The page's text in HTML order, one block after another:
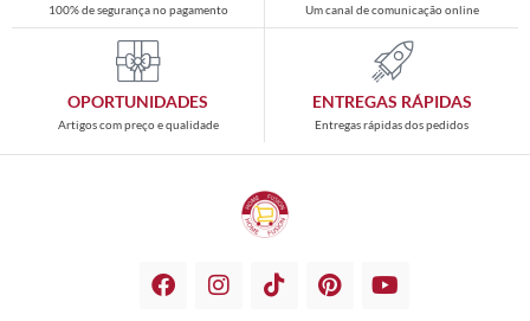
100% de segurança no pagamento Um canal de comunicação online
OPORTUNIDADES
Artigos com preço e qualidade
ENTREGAS RÁPIDAS
Entregas rápidas dos pedidos